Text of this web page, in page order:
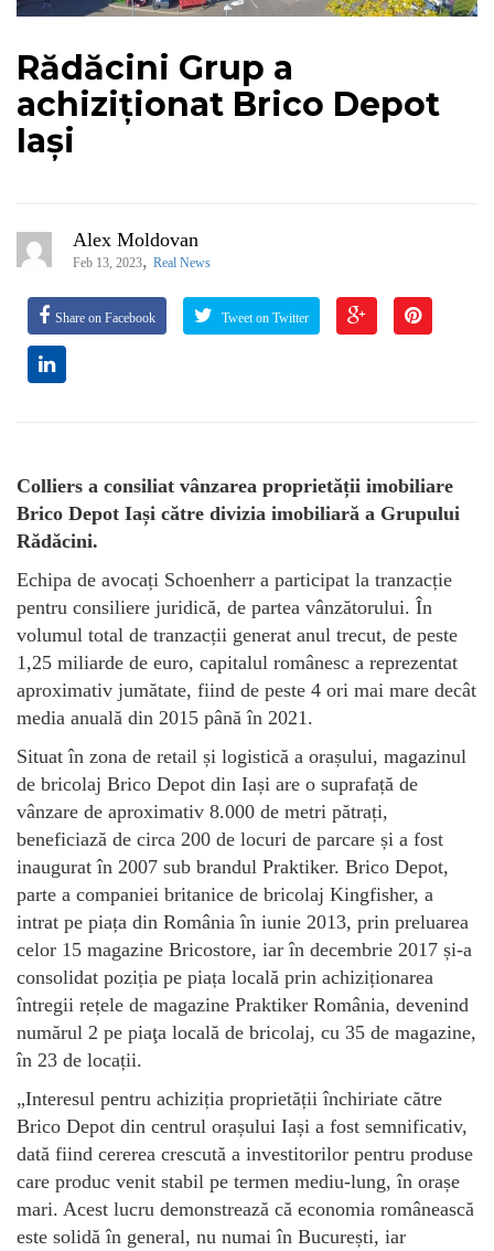
Rădăcini Grup a
achiziționat Brico Depot
Iași
Alex Moldovan
Feb 13, 2023, Real News
Share on Facebook Tweet on Twitter
Colliers a consiliat vânzarea proprietății imobiliare
Brico Depot Iași către divizia imobiliară a Grupului
Rădăcini.
Echipa de avocați Schoenherr a participat la tranzacție
pentru consiliere juridică, de partea vânzătorului. În
volumul total de tranzacții generat anul trecut, de peste
1,25 miliarde de euro, capitalul românesc a reprezentat
aproximativ jumătate, fiind de peste 4 ori mai mare decât
media anuală din 2015 până în 2021.
Situat în zona de retail și logistică a orașului, magazinul
de bricolaj Brico Depot din Iași are o suprafață de
vânzare de aproximativ 8.000 de metri pătrați,
beneficiază de circa 200 de locuri de parcare și a fost
inaugurat în 2007 sub brandul Praktiker. Brico Depot,
parte a companiei britanice de bricolaj Kingfisher, a
intrat pe piața din România în iunie 2013, prin preluarea
celor 15 magazine Bricostore, iar în decembrie 2017 și-a
consolidat poziția pe piața locală prin achiziționarea
întregii rețele de magazine Praktiker România, devenind
numărul 2 pe piaţa locală de bricolaj, cu 35 de magazine,
în 23 de locații.
„Interesul pentru achiziția proprietății închiriate către
Brico Depot din centrul orașului Iași a fost semnificativ,
dată fiind cererea crescută a investitorilor pentru produse
care produc venit stabil pe termen mediu-lung, în orașe
mari. Acest lucru demonstrează că economia românească
este solidă în general, nu numai în București, iar